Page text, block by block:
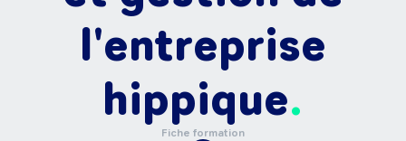
l'entreprise
hippique
Fiche formation